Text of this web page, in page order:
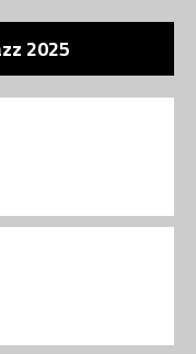
2025